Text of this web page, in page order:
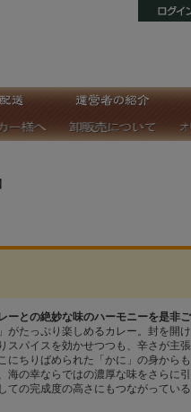
ーとの絶妙な味のハーモニーを是非
がたっぷり楽しめるカレー。封を開
パイスを効かせつつも、辛さが主
ちりばめられた「かに」の身から
海の幸ならではの濃厚な味をさらに
ての完成度の高さにもつながってい